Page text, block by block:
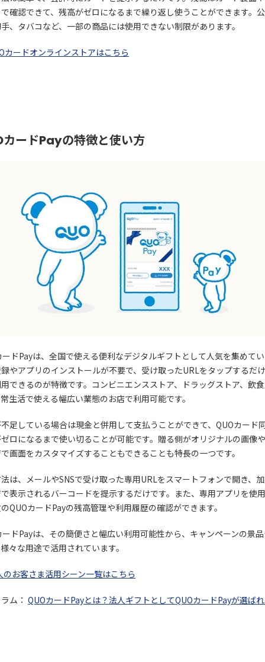
確認できて、残高がゼロになるまで繰り返し使うことができます。
、タバコなど、一部の商品には使用できない制限があります。
カードオンラインストアはこちら
カードPayの特徴と使い方
ードPayは、全国で使える便利なデジタルギフトとして人気を集めて
やアプリのインストールが不要で、受け取ったURLをタップするだ
できるのが特徴です。コンビニエンスストア、ドラッグストア、飲
生活で使える幅広い業態のお店で利用可能です。
足している場合は現金と併用して支払うことができて、QUOカード
ロになるまで使い切ることが可能です。贈る側がオリジナルの画像
画面をカスタマイズすることもできることも特長の一つです。
は、メールやSNSで受け取った専用URLをスマートフォンで開き、
表示されるバーコードを提示するだけです。また、専用アプリを使
QUOカードPayの残高管理や利用履歴の確認ができます。
ードPayは、その簡便さと幅広い利用可能性から、キャンペーンの景
々な用途で活用されています。
のお客さま活用シーン一覧はこちら
ム： QUOカードPayとは？法人ギフトとしてQUOカードPayが選ば